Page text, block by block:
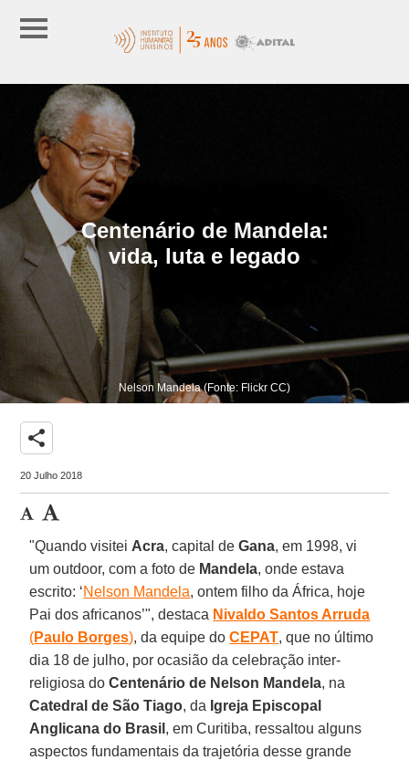
Centenário de Mandela:
vida, luta e legado
Nelson Mandela (Fonte: Flickr CC)
share
20 Julho 2018
"Quando visitei Acra, capital deGana, em 1998, vi
um outdoor, com a foto de Mandela, onde estava
escrito: ‘Nelson Mandela, ontem filho da África, hoje
Pai dos africanos’", destaca Nivaldo Santos Arruda
(Paulo Borges), da equipe doCEPAT, que no último
dia 18 de julho, por ocasião da celebração inter-
religiosa doCentenário de Nelson Mandela, na
Catedral de São Tiago, da Igreja Episcopal
Anglicana do Brasil , em Curitiba, ressaltou alguns
aspectos fundamentais da trajetória desse grande